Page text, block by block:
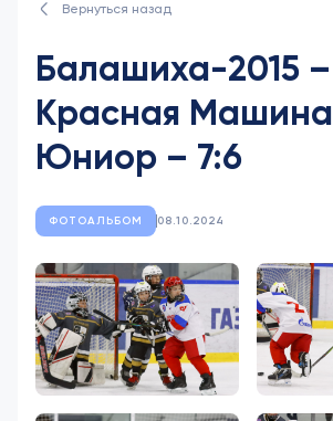
Вернуться назад
Балашиха-2015 –
Красная Машина
Юниор – 7:6
ФОТОАЛЬБОМ 08.10.2024